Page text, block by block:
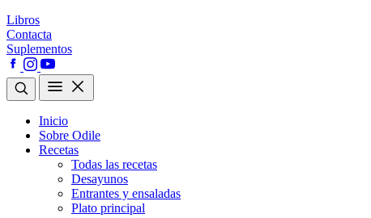
Libros
Contacta
Suplementos
Inicio
Sobre Odile
Recetas
Todas las recetas
Desayunos
Entrantes y ensaladas
Plato principal